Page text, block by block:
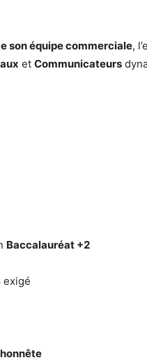
son équipe commerciale,
et Communicateurs
Baccalauréat +2
exigé
honnête